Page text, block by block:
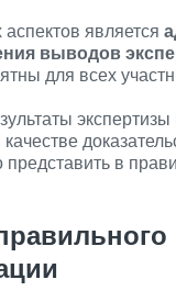
является
выводов
для всех
экспертизы
в